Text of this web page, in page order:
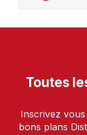
Toutes
Inscrivez
bons plans